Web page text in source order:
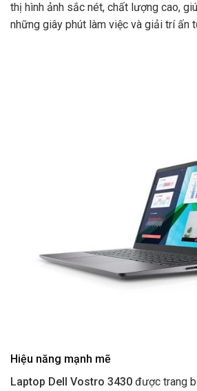
thị hình ảnh sắc nét, chất lượng cao,
những giây phút làm việc và giải trí ấn
Hiệu năng mạnh mẽ
Laptop Dell Vostro 3430 được trang